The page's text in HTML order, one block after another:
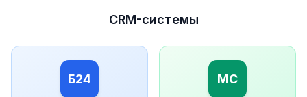
CRM-системы
Б24 МС